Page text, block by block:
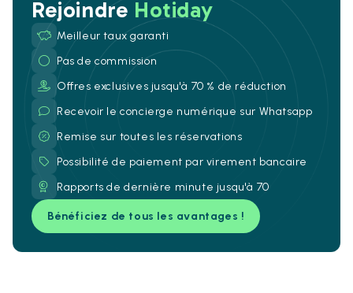
Rejoindre Hotiday
Meilleur taux garanti
Pas de commission
Offres exclusives jusqu'à 70 % de réduction
Recevoir le concierge numérique sur Whatsapp
Remise sur toutes les réservations
Possibilité de paiement par virement bancaire
Rapports de dernière minute jusqu'à 70
Bénéficiez de tous les avantages !